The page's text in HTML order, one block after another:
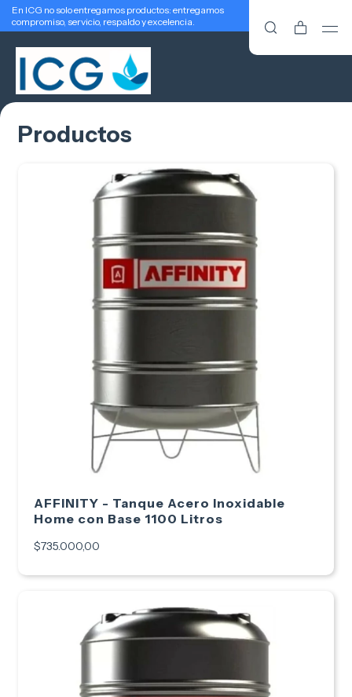
En ICG no solo entregamos productos: entregamos
compromiso, servicio, respaldo y excelencia.
Productos
AFFINITY - Tanque Acero Inoxidable
Home con Base 1100 Litros
$735.000,00